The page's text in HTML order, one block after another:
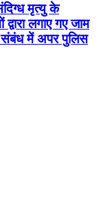
मृत्यु के
लगाए गए जाम
संबंध में अपर पुलिस